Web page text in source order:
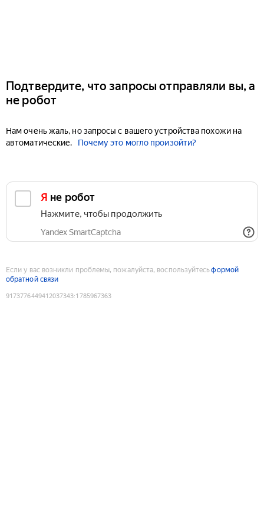
Подтвердите, что запросы отправляли вы, а
не робот
Нам очень жаль, но запросы с вашего устройства похожи на
автоматические.
Почему это могло произойти?
Я не робот
Нажмите, чтобы продолжить
Yandex SmartCaptcha
Если у вас возникли проблемы, пожалуйста, воспользуйтесьформой
обратной связи
9173776449412037343:1785967363